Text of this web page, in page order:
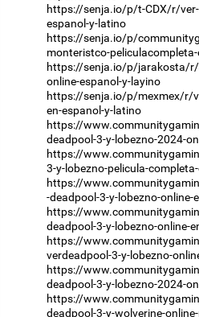
https://senja.io/p/t-CDX/r/
espanol-y-latino
https://senja.io/p/
monteristco-peliculacompleta-
https://senja.io/p/jarakosta/r/
online-espanol-y-layino
https://senja.io/p/mexmex/r/
en-espanol-y-latino
https://
deadpool-3-y-lobezno-2024-
https://
3-y-lobezno-pelicula-
https://
-deadpool-3-y-lobezno-online-
https://
deadpool-3-y-lobezno-online-
https://
verdeadpool-3-y-lobezno-
https://
deadpool-3-y-lobezno-2024-
https://
deadpool-3-y-wolverine-